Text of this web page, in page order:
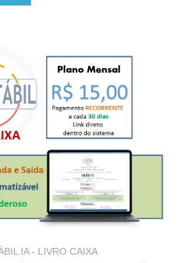
IA - LIVRO CAIXA